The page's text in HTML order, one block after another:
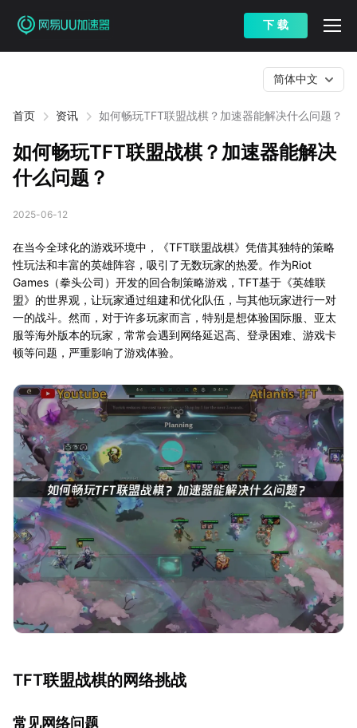
下 载
首页 资讯 如何畅玩TFT联盟战棋？加速器能解决什么问题？
简体中文
如何畅玩TFT联盟战棋？加速器能解决
什么问题？
2025-06-12
在当今全球化的游戏环境中，《TFT联盟战棋》凭借其独特的策略
性玩法和丰富的英雄阵容，吸引了无数玩家的热爱。作为Riot
Games（拳头公司）开发的回合制策略游戏，TFT基于《英雄联
盟》的世界观，让玩家通过组建和优化队伍，与其他玩家进行一对
一的战斗。然而，对于许多玩家而言，特别是想体验国际服、亚太
服等海外版本的玩家，常常会遇到网络延迟高、登录困难、游戏卡
顿等问题，严重影响了游戏体验。
TFT联盟战棋的网络挑战
常见网络问题